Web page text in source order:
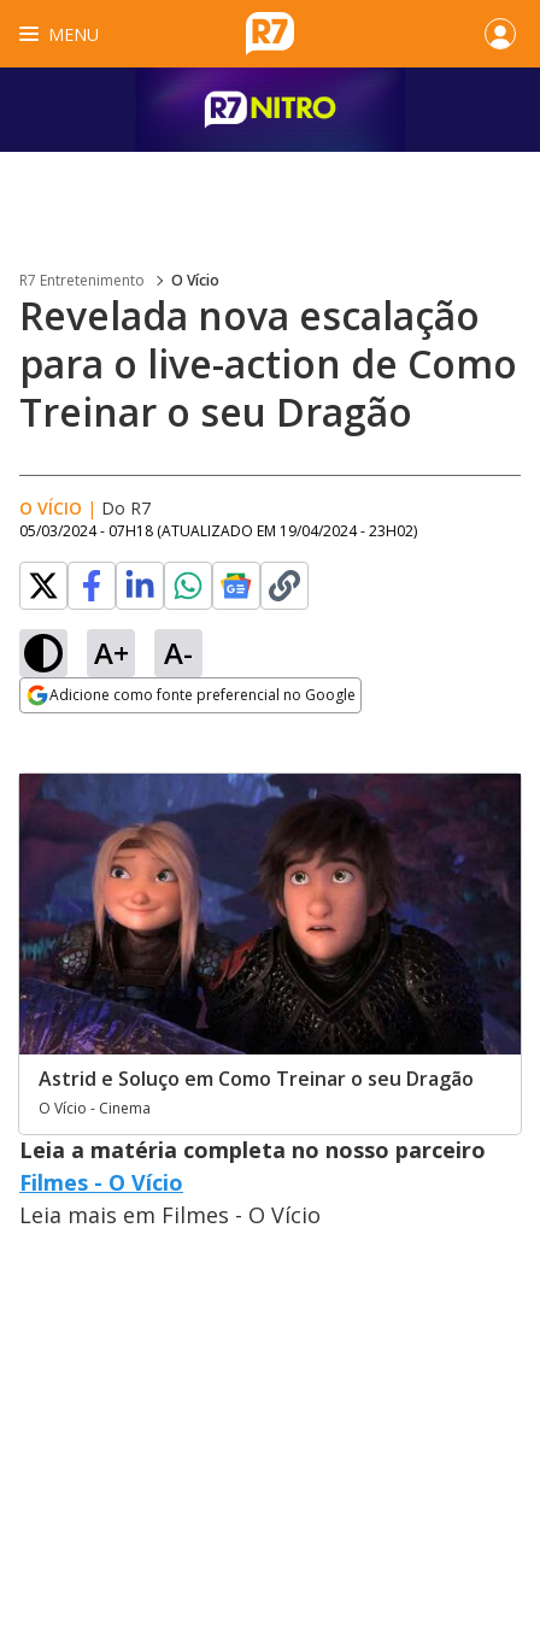
MENU
R7 Entretenimento O Vício
Revelada nova escalação
para o live-action de Como
Treinar o seu Dragão
O VÍCIO | Do R7
05/03/2024 - 07H18 (ATUALIZADO EM 19/04/2024 - 23H02)
A+ A-
Adicione como fonte preferencial no Google
Astrid e Soluço em Como Treinar o seu Dragão
O Vício - Cinema
Leia a matéria completa no nosso parceiro
Filmes - O Vício
Leia mais em Filmes - O Vício